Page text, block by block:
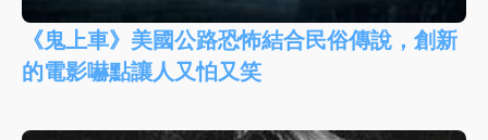
《鬼上車》美國公路恐怖結合民俗傳說，創新
的電影嚇點讓人又怕又笑